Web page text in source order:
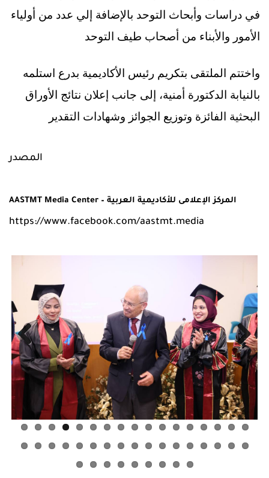
في دراسات وأبحاث التوحد بالإضافة إلي عدد من أولياء
الأمور والأبناء من أصحاب طيف التوحد
واختتم الملتقى بتكريم رئيس الأكاديمية بدرع استلمه
بالنيابة الدكتورة أمنية، إلى جانب إعلان نتائج الأوراق
البحثية الفائزة وتوزيع الجوائز وشهادات التقدير
المصدر
https://www.facebook.com/aastmt.media
Previous Next